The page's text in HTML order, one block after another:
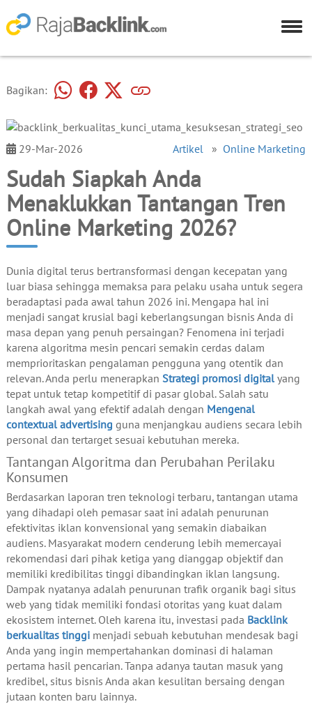
Bagikan:
29-Mar-2026 Artikel » Online Marketing
Sudah Siapkah Anda
Menaklukkan Tantangan Tren
Online Marketing 2026?
Dunia digital terus bertransformasi dengan kecepatan yang
luar biasa sehingga memaksa para pelaku usaha untuk segera
beradaptasi pada awal tahun 2026 ini. Mengapa hal ini
menjadi sangat krusial bagi keberlangsungan bisnis Anda di
masa depan yang penuh persaingan? Fenomena ini terjadi
karena algoritma mesin pencari semakin cerdas dalam
memprioritaskan pengalaman pengguna yang otentik dan
relevan. Anda perlu menerapkan Strategi promosi digitalyang
tepat untuk tetap kompetitif di pasar global. Salah satu
langkah awal yang efektif adalah dengan Mengenal
contextual advertising guna menjangkau audiens secara lebih
personal dan tertarget sesuai kebutuhan mereka.
Tantangan Algoritma dan Perubahan Perilaku
Konsumen
Berdasarkan laporan tren teknologi terbaru, tantangan utama
yang dihadapi oleh pemasar saat ini adalah penurunan
efektivitas iklan konvensional yang semakin diabaikan
audiens. Masyarakat modern cenderung lebih memercayai
rekomendasi dari pihak ketiga yang dianggap objektif dan
memiliki kredibilitas tinggi dibandingkan iklan langsung.
Dampak nyatanya adalah penurunan trafik organik bagi situs
web yang tidak memiliki fondasi otoritas yang kuat dalam
ekosistem internet. Oleh karena itu, investasi pada Backlink
berkualitas tinggimenjadi sebuah kebutuhan mendesak bagi
Anda yang ingin mempertahankan dominasi di halaman
pertama hasil pencarian. Tanpa adanya tautan masuk yang
kredibel, situs bisnis Anda akan kesulitan bersaing dengan
jutaan konten baru lainnya.